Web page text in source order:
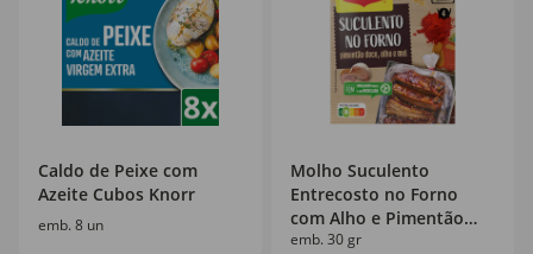
Caldo de Peixe com
Azeite Cubos Knorr
emb. 8 un
Molho Suculento
Entrecosto no Forno
com Alho e Pimentão
Doce em Saqueta Maggi
emb. 30 gr